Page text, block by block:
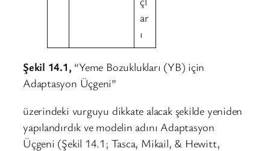
Şekil 14.1, “Yeme Bozuklukları (YB) için
Adaptasyon Üçgeni”
üzerindeki vurguyu dikkate alacak şekilde yeniden
yapılandırdık ve modelin adını Adaptasyon
Üçgeni (Şekil 14.1; Tasca, Mikail, & Hewitt,